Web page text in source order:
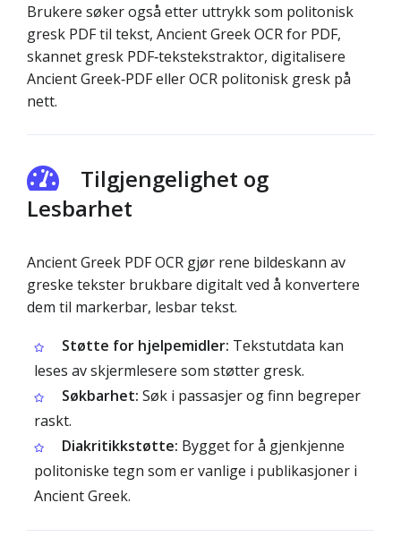
Brukere søker også etter uttrykk som politonisk
gresk PDF til tekst, Ancient Greek OCR for PDF,
skannet gresk PDF‑tekstekstraktor, digitalisere
Ancient Greek‑PDF eller OCR politonisk gresk på
nett.
Tilgjengelighet og
Lesbarhet
Ancient Greek PDF OCR gjør rene bildeskann av
greske tekster brukbare digitalt ved å konvertere
dem til markerbar, lesbar tekst.
Støtte for hjelpemidler: Tekstutdata kan
leses av skjermlesere som støtter gresk.
Søkbarhet: Søk i passasjer og finn begreper
raskt.
Diakritikkstøtte: Bygget for å gjenkjenne
politoniske tegn som er vanlige i publikasjoner i
Ancient Greek.